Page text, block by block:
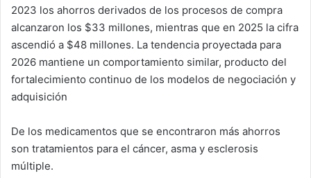
2023 los ahorros derivados de los procesos de compra
alcanzaron los $33 millones, mientras que en 2025 la cifra
ascendió a $48 millones. La tendencia proyectada para
2026 mantiene un comportamiento similar, producto del
fortalecimiento continuo de los modelos de negociación y
adquisición
De los medicamentos que se encontraron más ahorros
son tratamientos para el cáncer, asma y esclerosis
múltiple.